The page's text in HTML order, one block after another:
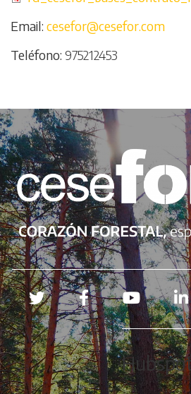
Email cesefor@cesefor.com
Teléfono 975212453
Redes sociales